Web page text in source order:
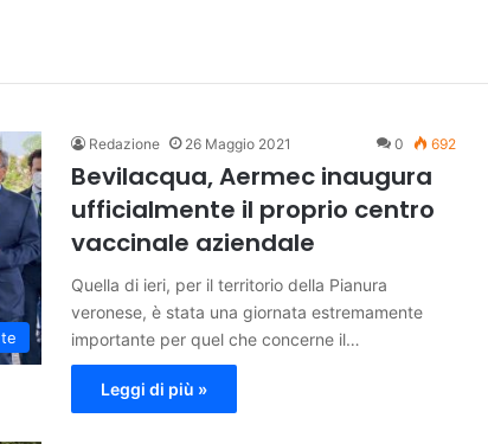
Redazione 26 Maggio 2021 0 692
Bevilacqua, Aermec inaugura
ufficialmente il proprio centro
vaccinale aziendale
Quella di ieri, per il territorio della Pianura
veronese, è stata una giornata estremamente
importante per quel che concerne il…
Leggi di più »